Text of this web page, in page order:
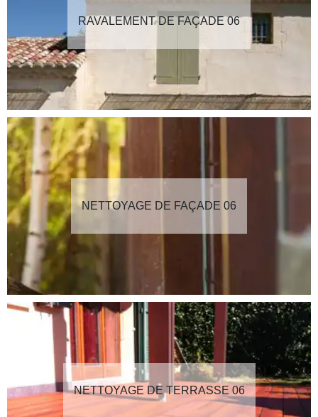
RAVALEMENT DE FAÇADE 06
NETTOYAGE DE FAÇADE 06
NETTOYAGE DE TERRASSE 06